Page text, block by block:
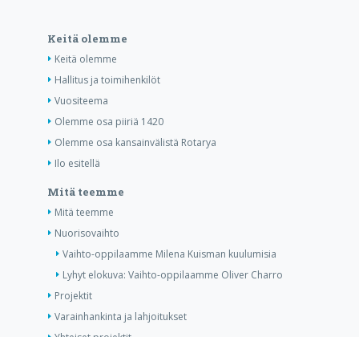
Keitä olemme
Keitä olemme
Hallitus ja toimihenkilöt
Vuositeema
Olemme osa piiriä 1420
Olemme osa kansainvälistä Rotarya
Ilo esitellä
Mitä teemme
Mitä teemme
Nuorisovaihto
Vaihto-oppilaamme Milena Kuisman kuulumisia
Lyhyt elokuva: Vaihto-oppilaamme Oliver Charro
Projektit
Varainhankinta ja lahjoitukset